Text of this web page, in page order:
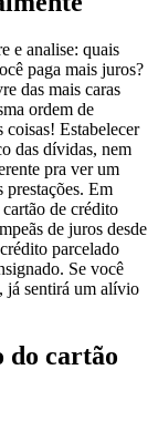
e analise: quais
paga mais juros?
das mais caras
ordem de
Estabelecer
das dívidas, nem
pra ver um
prestações. Em
de crédito
de juros desde
parcelado
Se você
já sentirá um alívio
do cartão